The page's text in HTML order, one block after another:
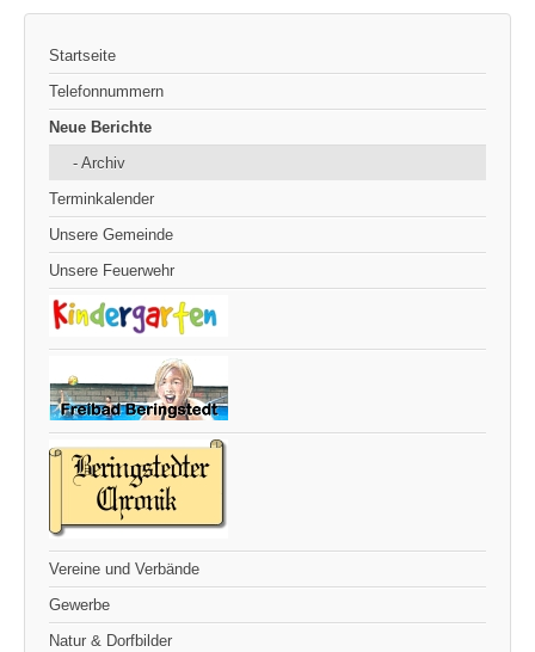
Startseite
Telefonnummern
Neue Berichte
- Archiv
Terminkalender
Unsere Gemeinde
Unsere Feuerwehr
Vereine und Verbände
Gewerbe
Natur & Dorfbilder